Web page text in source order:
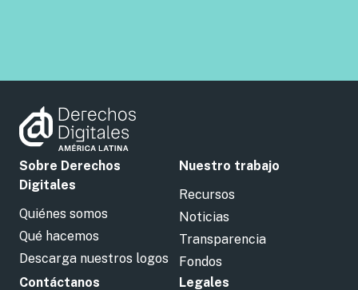
Sobre Derechos
Digitales
Quiénes somos
Qué hacemos
Descarga nuestros logos
Nuestro trabajo
Recursos
Noticias
Transparencia
Fondos
Contáctanos
Legales